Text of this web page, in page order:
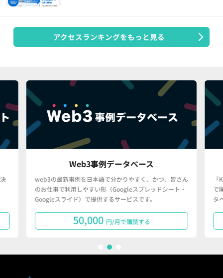
アクセスランキングをもっと見る
Web3事例データベース
web3の最新事例を日本語で分かりやすく、かつ、皆さん
のお仕事で利用しやすい形（Googleスプレッドシート・
Googleスライド）で提供するサービスです。
50,000 円/月で購読する
で
タ